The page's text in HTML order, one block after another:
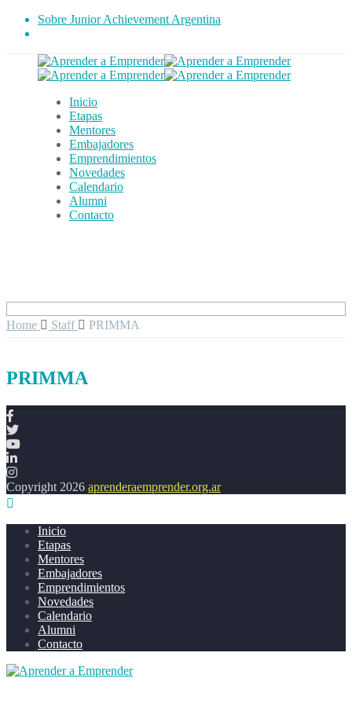
Sobre Junior Achievement Argentina
Inicio
Etapas
Mentores
Embajadores
Emprendimientos
Novedades
Calendario
Alumni
Contacto
Home Staff PRIMMA
PRIMMA
Copyright 2026 aprenderaemprender.org.ar
Inicio
Etapas
Mentores
Embajadores
Emprendimientos
Novedades
Calendario
Alumni
Contacto